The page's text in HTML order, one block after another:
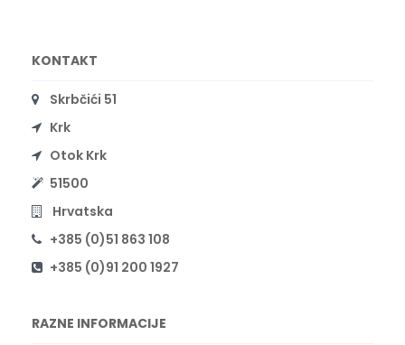
KONTAKT
Skrbčići 51
Krk
Otok Krk
51500
Hrvatska
+385 (0)51 863 108
+385 (0)91 200 1927
RAZNE INFORMACIJE